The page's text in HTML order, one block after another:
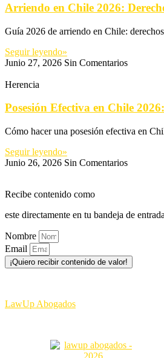
Arriendo en Chile 2026:
Guía 2026 de arriendo en Chile:
Seguir leyendo»
Junio 27, 2026 Sin Comentarios
Herencia
Posesión Efectiva en Chile
Cómo hacer una posesión efectiva en
Seguir leyendo»
Junio 26, 2026 Sin Comentarios
Recibe contenido como
este directamente en tu bandeja de entrada
Nombre
Email
¡Quiero recibir contenido de valor!
LawUp Abogados